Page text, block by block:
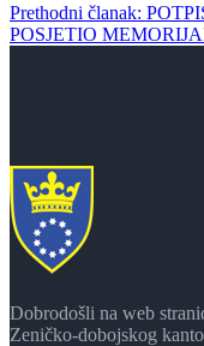
Prethodni članak:
POSJETIO
Dobrodošli na web
Zeničko-dobojskog